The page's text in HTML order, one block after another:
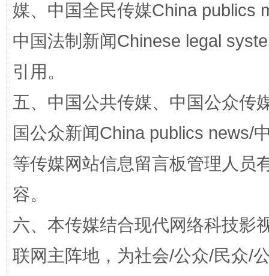
扯下公款旅游的“隐身衣” 如何以
媒、中国全民传媒China publics
中国法制新闻Chinese legal
引用。
五、中国公共传媒、中国公众传
国公众新闻China publics news/
等传媒网站信息留言板管理人员
容。
六、本传媒结合现代网络科技影
联网主阵地，为社会/公众/民众/